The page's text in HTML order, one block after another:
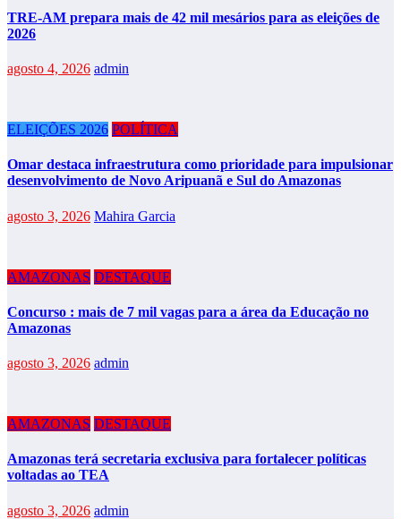
TRE-AM prepara mais de 42 mil mesários para as eleições de
2026
agosto 4, 2026 admin
ELEIÇÕES 2026 POLÍTICA
Omar destaca infraestrutura como prioridade para impulsionar
desenvolvimento de Novo Aripuanã e Sul do Amazonas
agosto 3, 2026 Mahira Garcia
AMAZONAS DESTAQUE
Concurso : mais de 7 mil vagas para a área da Educação no
Amazonas
agosto 3, 2026 admin
AMAZONAS DESTAQUE
Amazonas terá secretaria exclusiva para fortalecer políticas
voltadas ao TEA
agosto 3, 2026 admin